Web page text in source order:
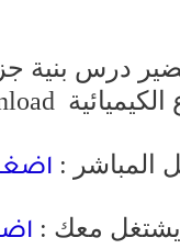
درس بنية
الكيميائية
المباشر :
معك :